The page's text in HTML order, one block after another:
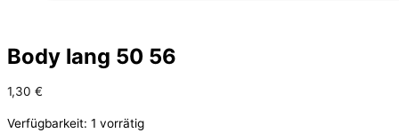
Body lang 50 56
1,30 €
Verfügbarkeit: 1 vorrätig